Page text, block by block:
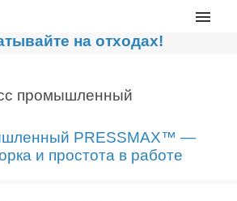
линии
оборудование
на отходах!
промышленный
PRESSMAX™ —
и простота в работе